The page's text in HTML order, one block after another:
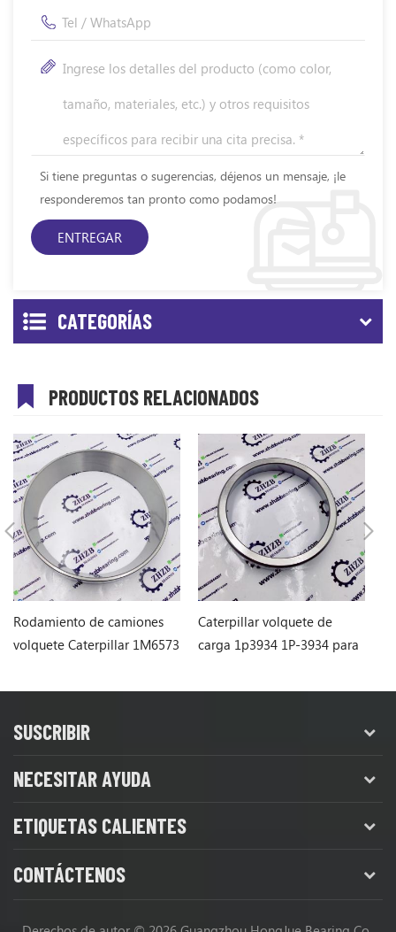
Si tiene preguntas o sugerencias, déjenos un mensaje, ¡le
responderemos tan pronto como podamos!
CATEGORÍAS
PRODUCTOS RELACIONADOS
Rodamiento de camiones
volquete Caterpillar 1M6573
Caterpillar volquete de
carga 1p3934 1P-3934 para
SUSCRIBIR
NECESITAR AYUDA
ETIQUETAS CALIENTES
CONTÁCTENOS